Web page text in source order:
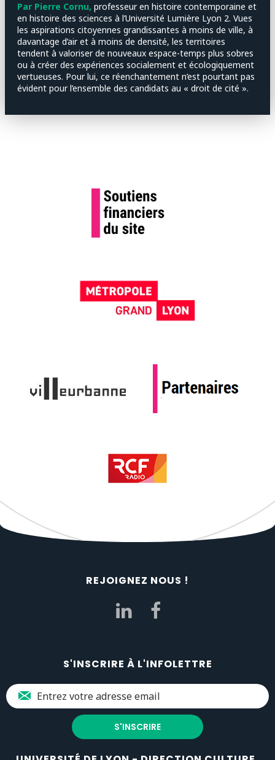
Par Pierre Cornu, professeur en histoire contemporaine et
en histoire des sciences à l’Université Lumière Lyon 2. Vues
les aspirations citoyennes grandissantes à moins de ville, à
davantage d’air et à moins de densité, les territoires
tendent à valoriser de nouveaux espace-temps plus sobres
ou à créer des expériences socialement et écologiquement
vertueuses. Pour lui, ce réenchantement n’est pourtant pas
évident pour l’ensemble des candidats au « droit de cité ».
REJOIGNEZ NOUS !
S'INSCRIRE À L'INFOLETTRE